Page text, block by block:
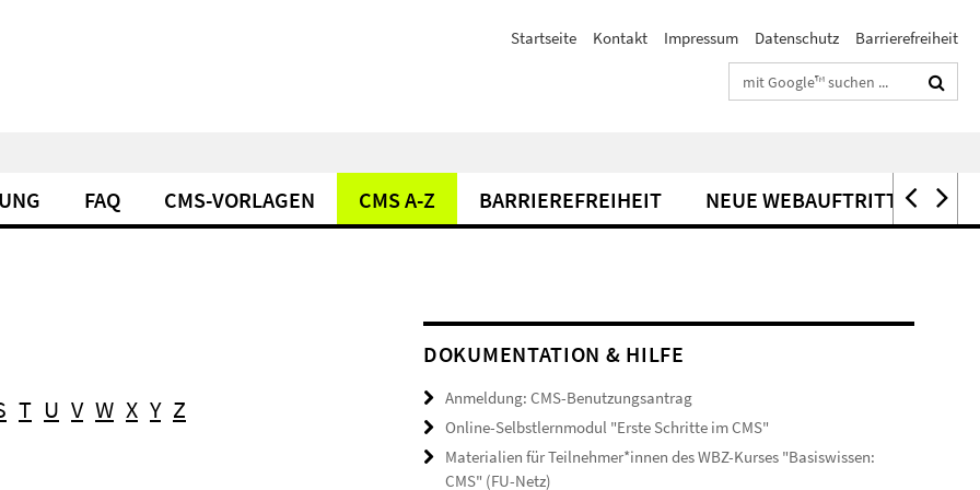
Startseite Kontakt Impressum Datenschutz
Barrierefreiheit
Suchbegriffe
FAQ CMS-VORLAGEN CMS A-Z BARRIEREFREIHEIT NEUE WEBAUFTRITTE
T U V W X Y Z
DOKUMENTATION & HILFE
Anmeldung: CMS-Benutzungsantrag
Online-Selbstlernmodul "Erste Schritte im CMS"
Materialien für Teilnehmer*innen des WBZ-Kurses "Basiswissen:
CMS" (FU-Netz)